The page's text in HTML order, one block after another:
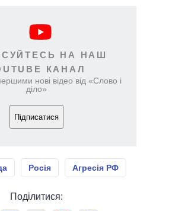
НА НАШ
КАНАЛ
нові відео від «Слово і
діло»
Підписатися
Росія Агресія РФ
Поділитися: